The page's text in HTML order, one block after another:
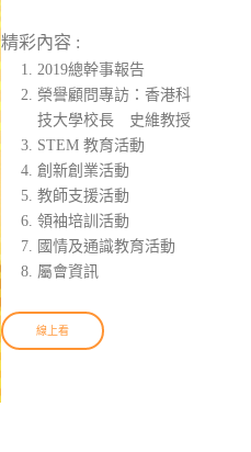
精彩內容 :
2019總幹事報告
榮譽顧問專訪：香港科
技大學校長 史維教授
STEM 教育活動
創新創業活動
教師支援活動
領袖培訓活動
國情及通識教育活動
屬會資訊
線上看